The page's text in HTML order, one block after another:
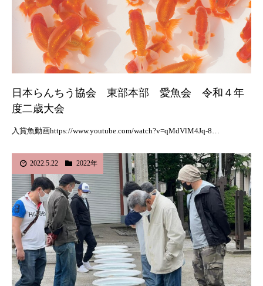
日本らんちう協会 東部本部 愛魚会 令和４年
度二歳大会
入賞魚動画https://www.youtube.com/watch?v=qMdVlM4Jq-8…
2022.5.22 2022年